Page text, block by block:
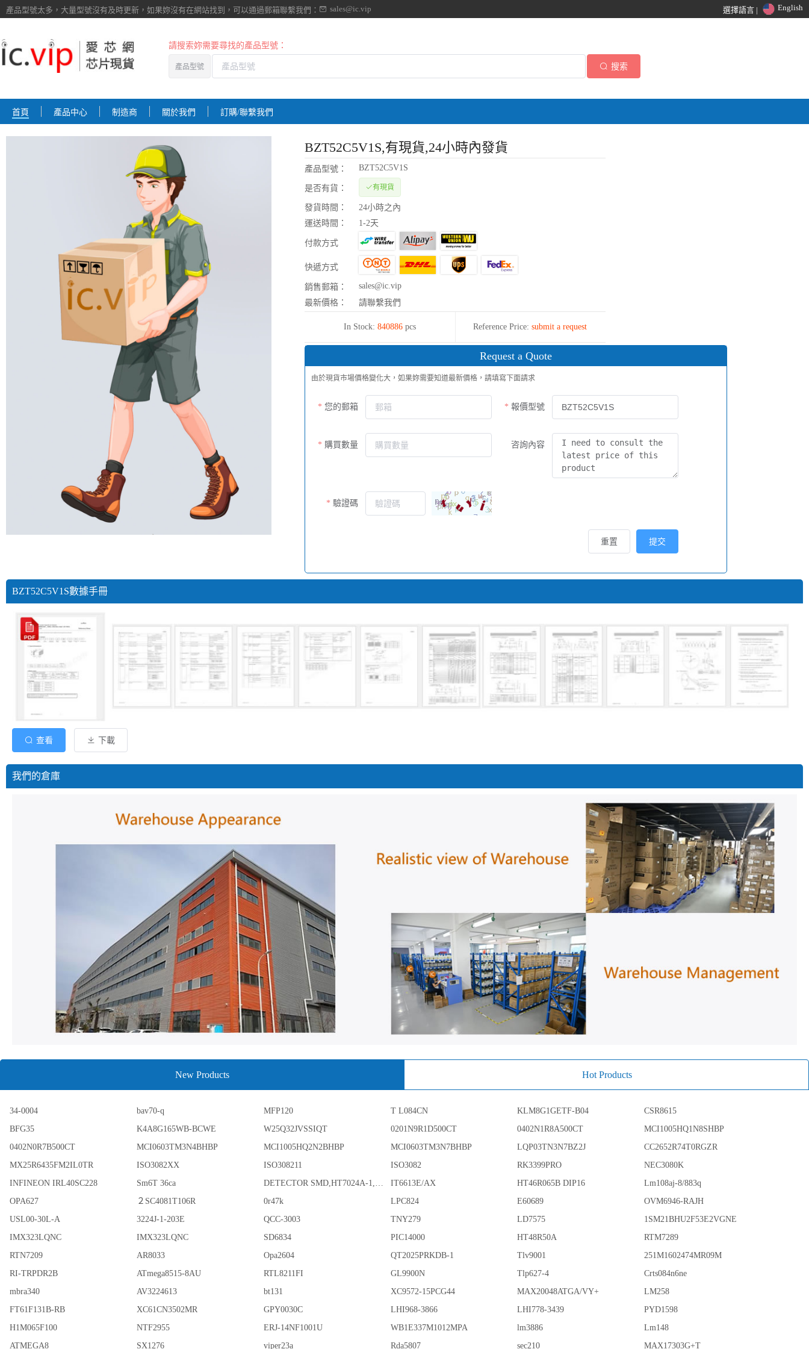
產品型號太多，大量型號沒有及時更新，如果妳沒有在網站找到， 可以通過郵箱聯繫我們： sales@ic.vip 選擇語言 | English
請搜索妳需要尋找的產品型號：
產品型號 搜索
首頁 產品中心 制造商 關於我們 訂購/聯繫我們
BZT52C5V1S,有現貨,24小時內發貨
產品型號： BZT52C5V1S
是否有貨： 有現貨
發貨時間：
24小時之內
運送時間：
1-2天
付款方式
快遞方式
銷售郵箱：
sales@ic.vip
最新價格：
請聯繫我們
In Stock: 840886 pcs Reference Price: submit a request
Request a Quote
由於現貨市場價格變化大，如果妳需要知道最新價格，請填寫下面請求
您的郵箱 報價型號
購買數量 咨詢內容
驗證碼
提交
重置
BZT52C5V1S數據手冊
查看 下載
我們的倉庫
New Products Hot Products
34-0004 bav70-q MFP120 T L084CN KLM8G1GETF-B04
CSR8615
BFG35
K4A8G165WB-BCWE W25Q32JVSSIQT 0201N9R1D500CT 0402N1R8A500CT
MCI1005HQ1N8SHBP
0402N0R7B500CT
MCI0603TM3N4BHBP MCI1005HQ2N2BHBP MCI0603TM3N7BHBP LQP03TN3N7BZ2J
CC2652R74T0RGZR
MX25R6435FM2IL0TR
ISO3082XX ISO308211 ISO3082 RK3399PRO
NEC3080K
INFINEON IRL40SC228
Sm6T 36ca DETECTOR SMD,HT7024A-1,3%,SOT-89 IT6613E/AX HT46R065B DIP16
Lm108aj-8/883q
OPA627
２SC4081T106R 0r47k LPC824 E60689
OVM6946-RAJH
USL00-30L-A
3224J-1-203E QCC-3003 TNY279 LD7575
1SM21BHU2F53E2VGNE
IMX323LQNC
IMX323LQNC SD6834 PIC14000 HT48R50A
RTM7289
RTN7209
AR8033 Opa2604 QT2025PRKDB-1 Tlv9001
251M1602474MR09M
RI-TRPDR2B
ATmega8515-8AU RTL8211FI GL9900N Tlp627-4
Crts084n6ne
mbra340
AV3224613 bt131 XC9572-15PCG44 MAX20048ATGA/VY+
LM258
FT61F131B-RB
XC61CN3502MR GPY0030C LHI968-3866 LHI778-3439
PYD1598
H1M065F100
NTF2955 ERJ-14NF1001U WB1E337M1012MPA lm3886
Lm148
ATMEGA8
SX1276 viper23a Rda5807 sec210 MAX17303G+T